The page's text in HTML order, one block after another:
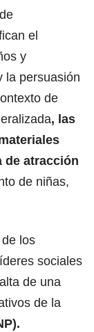
el
y
la persuasión
de
, las
de atracción
de niñas,
los
sociales
de una
de la